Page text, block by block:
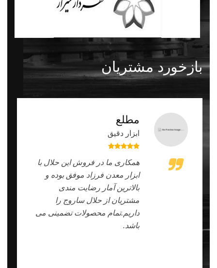
بازخورد مشتریان
مطلع
ابزار دقیق
همکاری ما در فروش این حلال با
ابزار معدن فرزاد موفق بوده و
بالاترین آمار رضایت مندی
مشتریان از حلال ساروج را
داریم.تمام محصولات تضمینی می
باشد.